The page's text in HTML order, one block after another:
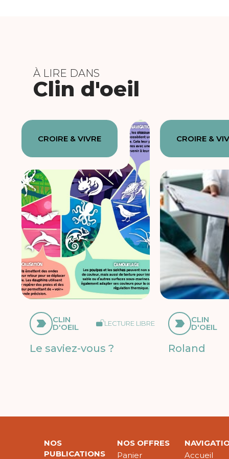
À LIRE DANS
Clin d'oeil
CROIRE & VIVRE
CLIN
D'OEIL LECTURE LIBRE
Le saviez-vous ?
CROIRE &
CLIN
D'OEIL
Roland
NOS
PUBLICATIONS
NOS OFFRES
Panier
Accueil